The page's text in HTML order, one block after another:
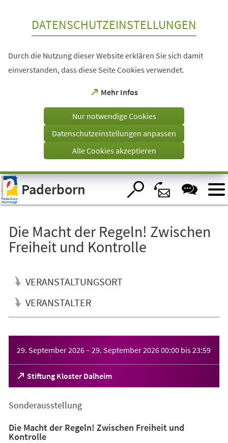
Visuelle
Assistenzsoftware
öffnen.
DATENSCHUTZEINSTELLUNGEN
Durch die Nutzung dieser Website erklären Sie sich damit
einverstanden, dass diese Seite Cookies verwendet.
Mehr Infos
(Öffnet
einem
Tab)
Nur notwendige Cookies
Datenschutzeinstellungen anpassen
Alle Cookies akzeptieren
Paderborn
Die Macht der Regeln! Zwischen
Freiheit und Kontrolle
VERANSTALTUNGSORT
VERANSTALTER
29. September 2026– 29. September 202600:00 bis23:59
Stiftung Kloster Dalheim
(Öffnet
in
neuen
Sonderausstellung
Die Macht der Regeln! Zwischen Freiheit und
Kontrolle